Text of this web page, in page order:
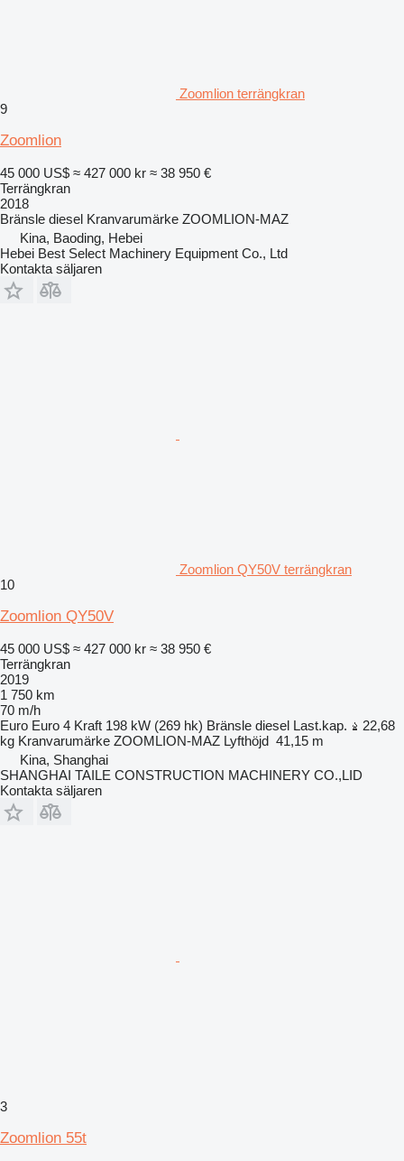
Zoomlion terrängkran
9
Zoomlion
45 000 US$ ≈ 427 000 kr ≈ 38 950 €
Terrängkran
2018
Bränsle diesel Kranvarumärke ZOOMLION-MAZ
Kina, Baoding, Hebei
Hebei Best Select Machinery Equipment Co., Ltd
Kontakta säljaren
Zoomlion QY50V terrängkran
10
Zoomlion QY50V
45 000 US$ ≈ 427 000 kr ≈ 38 950 €
Terrängkran
2019
1 750 km
70 m/h
Euro Euro 4 Kraft 198 kW (269 hk) Bränsle diesel Last.kap.
22,68
kg Kranvarumärke ZOOMLION-MAZ Lyfthöjd 41,15 m
Kina, Shanghai
SHANGHAI TAILE CONSTRUCTION MACHINERY CO.,LID
Kontakta säljaren
3
Zoomlion 55t